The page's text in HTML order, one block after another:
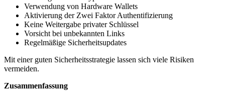
Verwendung von Hardware Wallets
Aktivierung der Zwei Faktor Authentifizierung
Keine Weitergabe privater Schlüssel
Vorsicht bei unbekannten Links
Regelmäßige Sicherheitsupdates
Mit einer guten Sicherheitsstrategie lassen sich viele Risiken
vermeiden.
Zusammenfassung